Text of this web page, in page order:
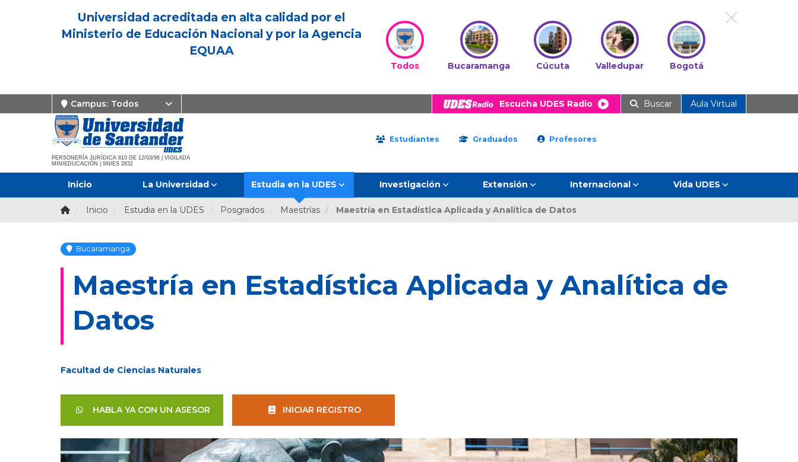
Universidad acreditada en alta calidad por el
Ministerio de Educación Nacional y por la Agencia
EQUAA
Todos Bucaramanga Cúcuta Valledupar Bogotá
Campus: Todos Escucha UDES Radio Buscar Aula Virtual
PERSONERÍA JURÍDICA 810 DE 12/03/96 | VIGILADA
MINIEDUCACIÓN | SNIES 2832
Estudiantes Graduados Profesores
Inicio La Universidad Estudia en la UDES Investigación Extensión Internacional Vida UDES
Inicio Estudia en la UDES Posgrados Maestrías Maestría en Estadística Aplicada y Analítica de Datos
Bucaramanga
Maestría en Estadística Aplicada y Analítica de
Datos
Facultad de Ciencias Naturales
HABLA YA CON UN ASESOR INICIAR REGISTRO